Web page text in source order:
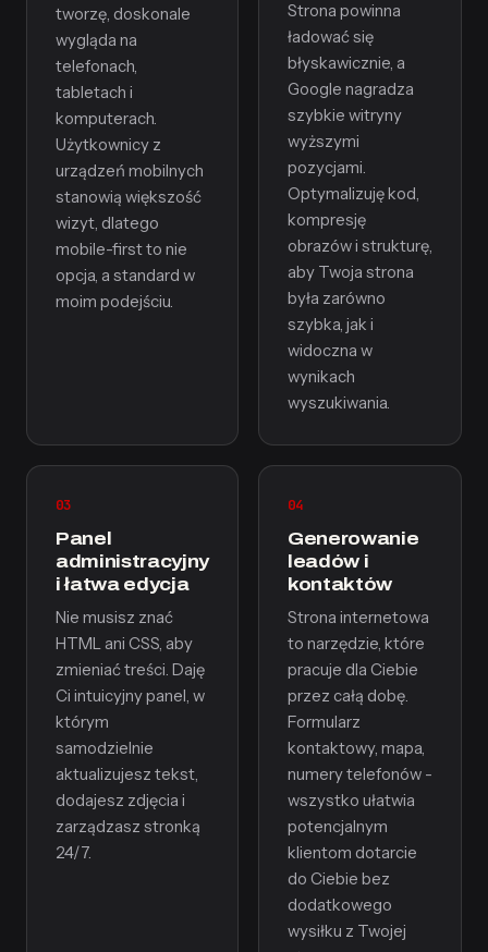
tworzę, doskonale
wygląda na
telefonach,
tabletach i
komputerach.
Użytkownicy z
urządzeń mobilnych
stanowią większość
wizyt, dlatego
mobile-first to nie
opcja, a standard w
moim podejściu.
Strona powinna
ładować się
błyskawicznie, a
Google nagradza
szybkie witryny
wyższymi
pozycjami.
Optymalizuję kod,
kompresję
obrazów i strukturę,
aby Twoja strona
była zarówno
szybka, jak i
widoczna w
wynikach
wyszukiwania.
03
Panel
administracyjny
i łatwa edycja
Nie musisz znać
HTML ani CSS, aby
zmieniać treści. Daję
Ci intuicyjny panel, w
którym
samodzielnie
aktualizujesz tekst,
dodajesz zdjęcia i
zarządzasz stronką
24/7.
04
Generowanie
leadów i
kontaktów
Strona internetowa
to narzędzie, które
pracuje dla Ciebie
przez całą dobę.
Formularz
kontaktowy, mapa,
numery telefonów -
wszystko ułatwia
potencjalnym
klientom dotarcie
do Ciebie bez
dodatkowego
wysiłku z Twojej